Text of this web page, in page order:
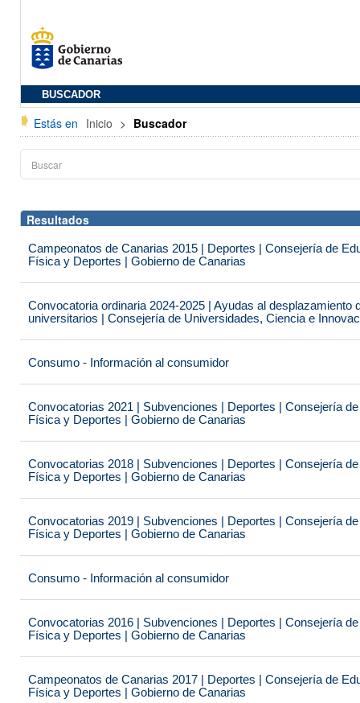
BUSCADOR
Estás en Inicio > Buscador
Resultados
Campeonatos de Canarias 2015 | Deportes | Consejería de
Física y Deportes | Gobierno de Canarias
Convocatoria ordinaria 2024-2025 | Ayudas al desplazamiento
universitarios | Consejería de Universidades, Ciencia e
Consumo - Información al consumidor
Convocatorias 2021 | Subvenciones | Deportes | Consejería
Física y Deportes | Gobierno de Canarias
Convocatorias 2018 | Subvenciones | Deportes | Consejería
Física y Deportes | Gobierno de Canarias
Convocatorias 2019 | Subvenciones | Deportes | Consejería
Física y Deportes | Gobierno de Canarias
Consumo - Información al consumidor
Convocatorias 2016 | Subvenciones | Deportes | Consejería
Física y Deportes | Gobierno de Canarias
Campeonatos de Canarias 2017 | Deportes | Consejería de
Física y Deportes | Gobierno de Canarias